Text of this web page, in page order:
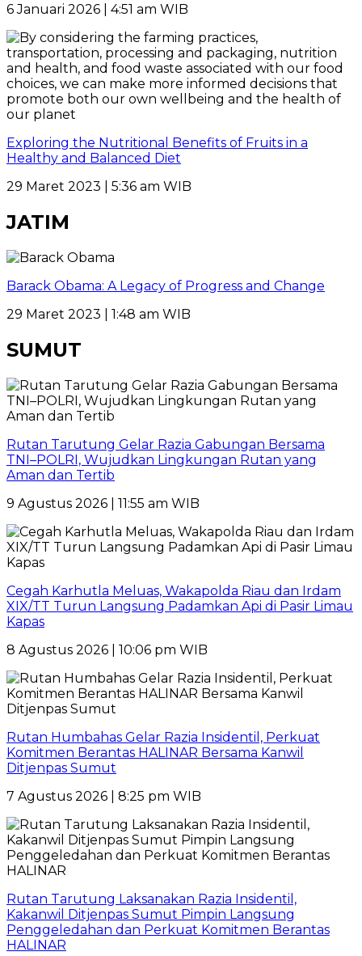
6 Januari 2026 | 4:51 am WIB
Exploring the Nutritional Benefits of Fruits in a
Healthy and Balanced Diet
29 Maret 2023 | 5:36 am WIB
JATIM
Barack Obama: A Legacy of Progress and Change
29 Maret 2023 | 1:48 am WIB
SUMUT
Rutan Tarutung Gelar Razia Gabungan Bersama
TNI–POLRI, Wujudkan Lingkungan Rutan yang
Aman dan Tertib
9 Agustus 2026 | 11:55 am WIB
Cegah Karhutla Meluas, Wakapolda Riau dan Irdam
XIX/TT Turun Langsung Padamkan Api di Pasir Limau
Kapas
8 Agustus 2026 | 10:06 pm WIB
Rutan Humbahas Gelar Razia Insidentil, Perkuat
Komitmen Berantas HALINAR Bersama Kanwil
Ditjenpas Sumut
7 Agustus 2026 | 8:25 pm WIB
Rutan Tarutung Laksanakan Razia Insidentil,
Kakanwil Ditjenpas Sumut Pimpin Langsung
Penggeledahan dan Perkuat Komitmen Berantas
HALINAR